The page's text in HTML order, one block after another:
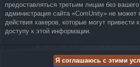
предоставляться третьим лицам без вашего
администрация сайта «ComUnity» не может
действия хакеров, которые могут привести
доступу к этой информации.